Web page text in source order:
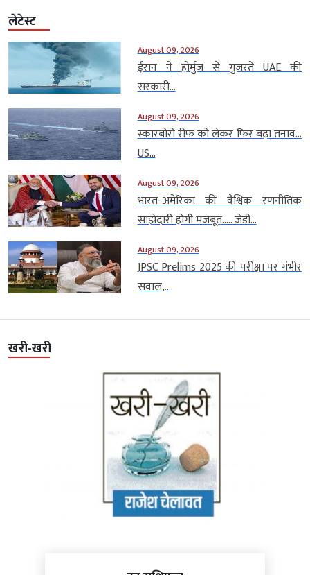
लेटेस्ट
August 09, 2026
ईरान ने होर्मुज से गुजरते UAE की
सरकारी...
August 09, 2026
स्कारबोरो रीफ को लेकर फिर बढ़ा तनाव…
US...
August 09, 2026
भारत-अमेरिका की वैश्विक रणनीतिक
साझेदारी होगी मजबूत….. जेडी...
August 09, 2026
JPSC Prelims 2025 की परीक्षा पर गंभीर
सवाल,...
खरी-खरी